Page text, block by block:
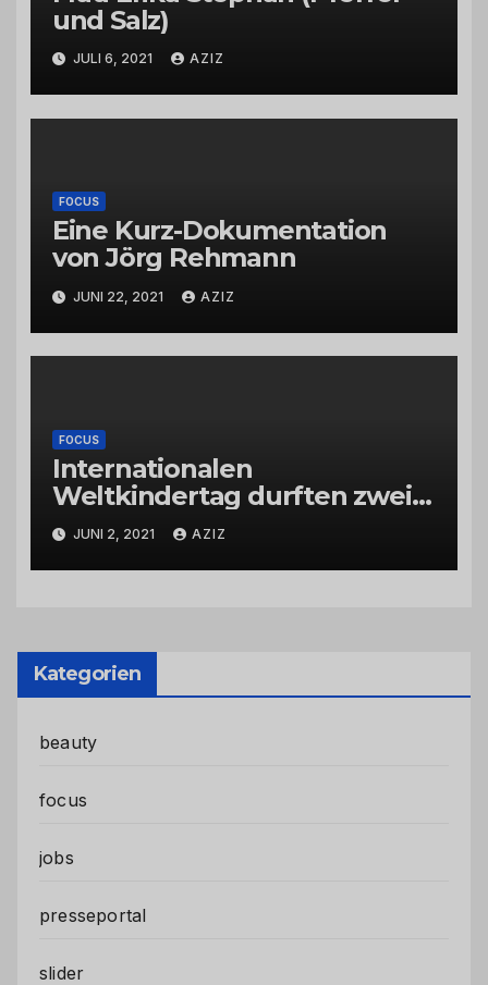
und Salz)
JULI 6, 2021 AZIZ
FOCUS
Eine Kurz-Dokumentation
von Jörg Rehmann
JUNI 22, 2021 AZIZ
FOCUS
Internationalen
Weltkindertag durften zwei
Kinder den Tierpark
Rheinböllen interviewen!
JUNI 2, 2021 AZIZ
Kategorien
beauty
focus
jobs
presseportal
slider